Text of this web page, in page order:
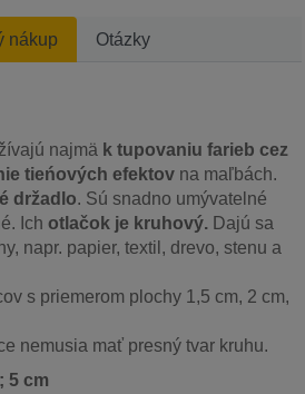
nákup Otázky
najmä k tupovaniu farieb cez
tieńových efektov na maľbách.
držadlo. Sú snadno umývatelné
Ich otlačok je kruhový. Dajú sa
napr. papier, textil, drevo, stenu a
s priemerom plochy 1,5 cm, 2 cm,
nemusia mať presný tvar kruhu.
5 cm